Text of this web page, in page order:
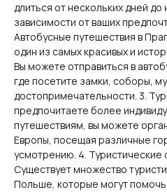
длиться от нескольких дней до
зависимости от ваших
Автобусные путешествия в
один из самых красивых и
Вы можете отправиться в
где посетите замки, соборы,
достопримечательности. 3.
предпочитаете более
путешествиям, вы можете
Европы, посещая различные
усмотрению. 4.
Существует множество
Польше, которые могут помочь